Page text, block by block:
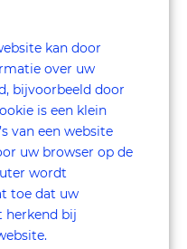
is Duolingo. Duolingo
een “schuldgevoel” als je
is, helpt het gebruikers
vol te houden. Zo biedt dit
de gebruiker.
waardevol
kan door
over uw
bijvoorbeeld door
is een klein
van een website
uw browser op de
wordt
toe dat uw
herkend bij